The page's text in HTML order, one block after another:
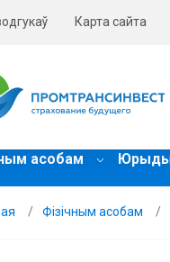
Карта сайта
асобам
Фізічным асобам